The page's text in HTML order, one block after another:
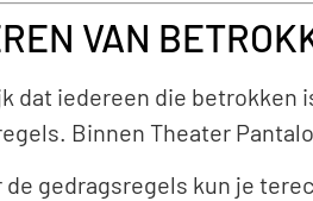
VAN
dat iedereen die betrokken
Binnen Theater
de gedragsregels kun je